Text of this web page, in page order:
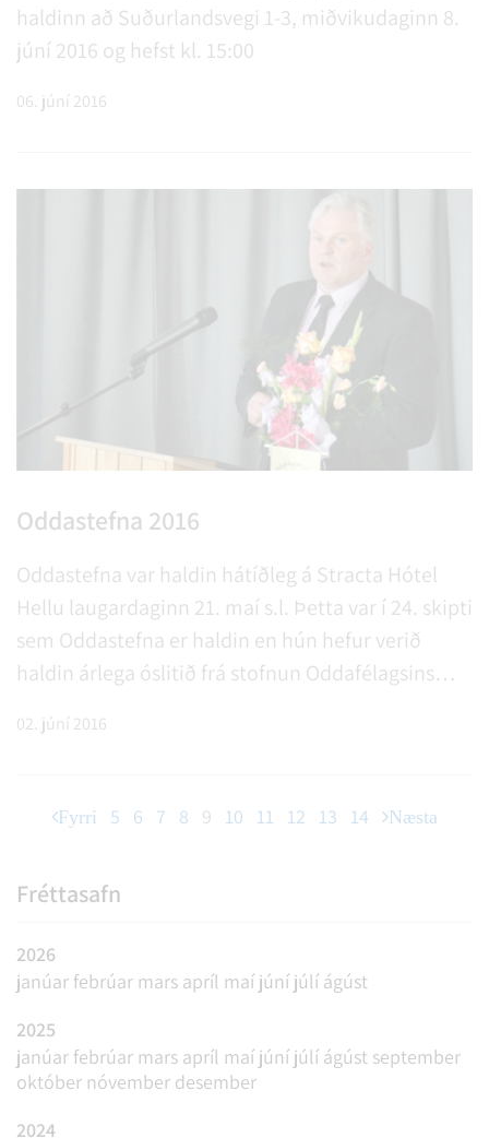
haldinn að Suðurlandsvegi 1-3, miðvikudaginn 8.
júní 2016 og hefst kl. 15:00
06. júní 2016
Oddastefna 2016
Oddastefna var haldin hátíðleg á Stracta Hótel
Hellu laugardaginn 21. maí s.l. Þetta var í 24. skipti
sem Oddastefna er haldin en hún hefur verið
haldin árlega óslitið frá stofnun Oddafélagsins
Oddastefnu í ár líkt og. . .
02. júní 2016
Fyrri 5 6 7 8 9 10 11 12 13 14 Næsta
Fréttasafn
2026
janúar febrúar mars apríl maí júní júlí ágúst
2025
janúar febrúar mars apríl maí júní júlí ágúst september
október nóvember desember
2024